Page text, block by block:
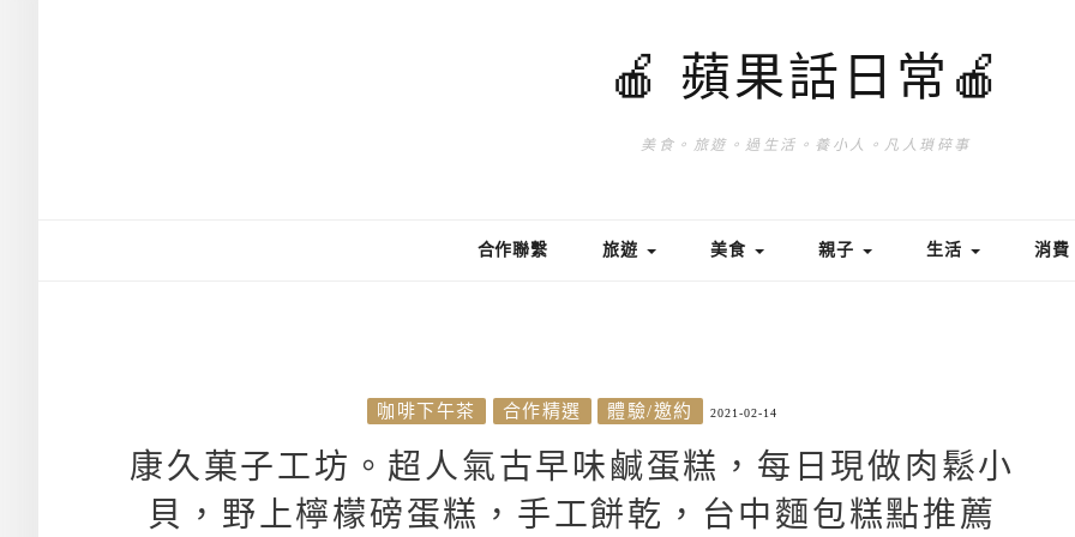
🍎 蘋果話日常🍎
美食。旅遊。過生活。養小人。凡人瑣碎事
合作聯繫 旅遊 美食 親子 生活 消費
咖啡下午茶 合作精選 體驗/邀約 2021-02-14
康久菓子工坊。超人氣古早味鹹蛋糕，每日現做肉鬆小
貝，野上檸檬磅蛋糕，手工餅乾，台中麵包糕點推薦